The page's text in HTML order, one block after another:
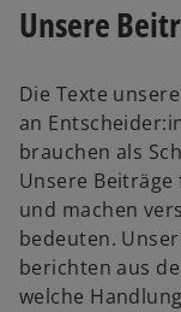
Unsere
Die Texte
an
brauchen als
Unsere
und machen
bedeuten.
berichten aus
welche